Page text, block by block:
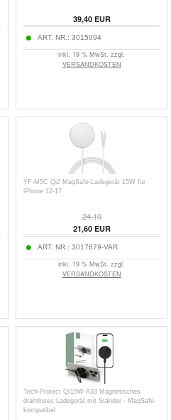
39,40EUR
ART. NR.: 3015994
inkl. 19 % MwSt. zzgl.
VERSANDKOSTEN
YF-M5C Qi2 MagSafe-Ladegerät 15W für
iPhone 12-17
24,10
21,60EUR
ART. NR.: 3017679-VAR
inkl. 19 % MwSt. zzgl.
VERSANDKOSTEN
Tech-Protect QI15W-A33 Magnetisches
drahtloses Ladegerät mit Ständer - MagSafe-
kompatibel